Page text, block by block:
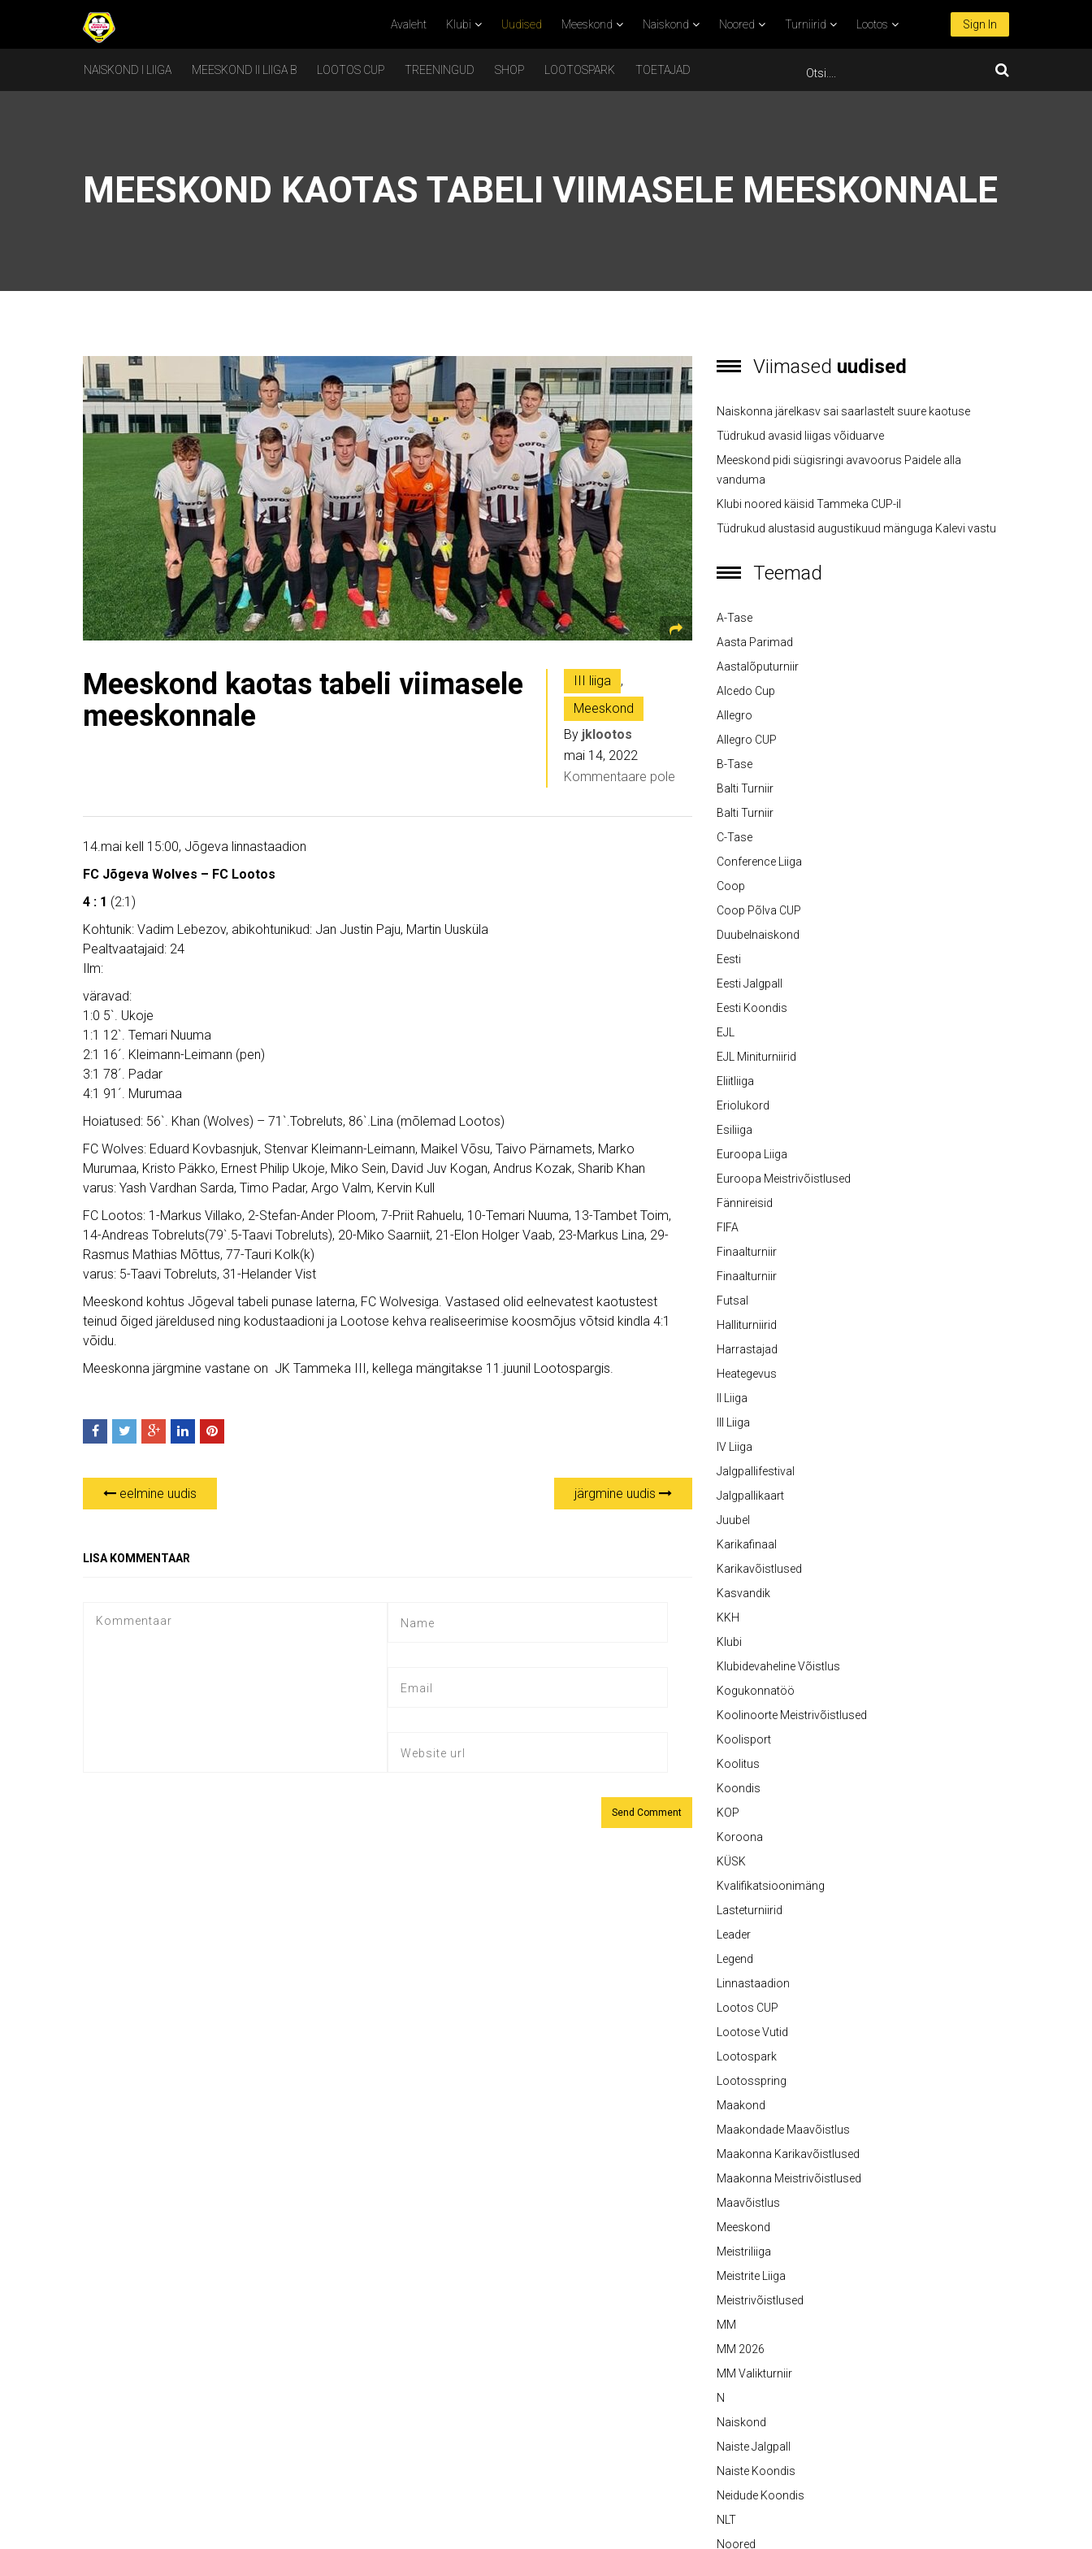
Avaleht Klubi Uudised Meeskond Naiskond Noored Turniirid Lootos Sign In
NAISKOND I LIIGA MEESKOND II LIIGA B LOOTOS CUP TREENINGUD SHOP LOOTOSPARK TOETAJAD
MEESKOND KAOTAS TABELI VIIMASELE MEESKONNALE
Meeskond kaotas tabeli viimasele
meeskonnale
III liiga
,
Meeskond
By jklootos
mai 14, 2022
Kommentaare pole
14.mai kell 15:00, Jõgeva linnastaadion
FC Jõgeva Wolves – FC Lootos
4 : 1 (2:1)
Kohtunik: Vadim Lebezov, abikohtunikud: Jan Justin Paju, Martin Uusküla
Pealtvaatajaid: 24
Ilm:
väravad:
1:0 5`. Ukoje
1:1 12`. Temari Nuuma
2:1 16´. Kleimann-Leimann (pen)
3:1 78´. Padar
4:1 91´. Murumaa
Hoiatused: 56`. Khan (Wolves) – 71`.Tobreluts, 86`.Lina (mõlemad Lootos)
FC Wolves: Eduard Kovbasnjuk, Stenvar Kleimann-Leimann, Maikel Võsu, Taivo Pärnamets, Marko
Murumaa, Kristo Päkko, Ernest Philip Ukoje, Miko Sein, David Juv Kogan, Andrus Kozak, Sharib Khan
varus: Yash Vardhan Sarda, Timo Padar, Argo Valm, Kervin Kull
FC Lootos: 1-Markus Villako, 2-Stefan-Ander Ploom, 7-Priit Rahuelu, 10-Temari Nuuma, 13-Tambet Toim,
14-Andreas Tobreluts(79`.5-Taavi Tobreluts), 20-Miko Saarniit, 21-Elon Holger Vaab, 23-Markus Lina, 29-
Rasmus Mathias Mõttus, 77-Tauri Kolk(k)
varus: 5-Taavi Tobreluts, 31-Helander Vist
Meeskond kohtus Jõgeval tabeli punase laterna, FC Wolvesiga. Vastased olid eelnevatest kaotustest
teinud õiged järeldused ning kodustaadioni ja Lootose kehva realiseerimise koosmõjus võtsid kindla 4:1
võidu.
Meeskonna järgmine vastane on JK Tammeka III, kellega mängitakse 11.juunil Lootospargis.
eelmine uudis järgmine uudis
LISA KOMMENTAAR
Viimased uudised
Naiskonna järelkasv sai saarlastelt suure kaotuse
Tüdrukud avasid liigas võiduarve
Meeskond pidi sügisringi avavoorus Paidele alla
vanduma
Klubi noored käisid Tammeka CUP-il
Tüdrukud alustasid augustikuud mänguga Kalevi vastu
Teemad
A-Tase
Aasta Parimad
Aastalõputurniir
Alcedo Cup
Allegro
Allegro CUP
B-Tase
Balti Turniir
Balti Turniir
C-Tase
Conference Liiga
Coop
Coop Põlva CUP
Duubelnaiskond
Eesti
Eesti Jalgpall
Eesti Koondis
EJL
EJL Miniturniirid
Eliitliiga
Eriolukord
Esiliiga
Euroopa Liiga
Euroopa Meistrivõistlused
Fännireisid
FIFA
Finaalturniir
Finaalturniir
Futsal
Halliturniirid
Harrastajad
Heategevus
II Liiga
III Liiga
IV Liiga
Jalgpallifestival
Jalgpallikaart
Juubel
Karikafinaal
Karikavõistlused
Kasvandik
KKH
Klubi
Klubidevaheline Võistlus
Kogukonnatöö
Koolinoorte Meistrivõistlused
Koolisport
Koolitus
Koondis
KOP
Koroona
KÜSK
Kvalifikatsioonimäng
Lasteturniirid
Leader
Legend
Linnastaadion
Lootos CUP
Lootose Vutid
Lootospark
Lootosspring
Maakond
Maakondade Maavõistlus
Maakonna Karikavõistlused
Maakonna Meistrivõistlused
Maavõistlus
Meeskond
Meistriliiga
Meistrite Liiga
Meistrivõistlused
MM
MM 2026
MM Valikturniir
N
Naiskond
Naiste Jalgpall
Naiste Koondis
Neidude Koondis
NLT
Noored